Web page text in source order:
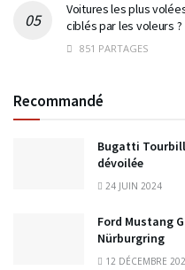
Voitures les plus
ciblés par les voleurs ?
851 PARTAGES
Recommandé
Bugatti
dévoilée
24 JUIN 2024
Ford Mustang
Nürburgring
12 DÉCEMBRE